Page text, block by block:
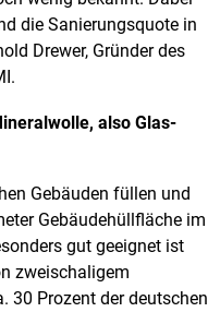
die Sanierungsquote in
Drewer, Gründer des
also Glas-
Gebäuden füllen und
Gebäudehüllfläche im
gut geeignet ist
zweischaligem
30 Prozent der deutschen